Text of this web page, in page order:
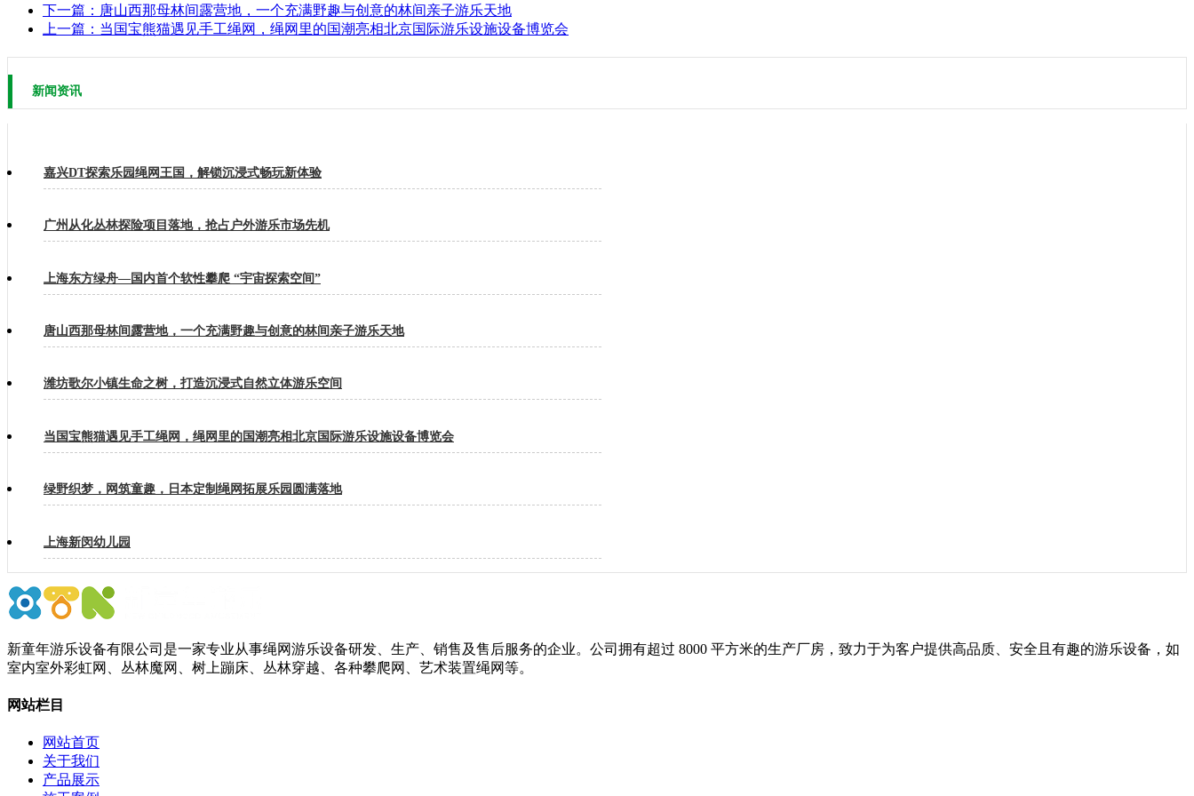
下一篇： 唐山西那母林间露营地，一个充满野趣与创意的林间亲子游乐天地
上一篇： 当国宝熊猫遇见手工绳网，绳网里的国潮亮相北京国际游乐设施设备博览会
新闻资讯
嘉兴DT探索乐园绳网王国，解锁沉浸式畅玩新体验
广州从化丛林探险项目落地，抢占户外游乐市场先机
上海东方绿舟—国内首个软性攀爬 “宇宙探索空间”
唐山西那母林间露营地，一个充满野趣与创意的林间亲子游乐天地
潍坊歌尔小镇生命之树，打造沉浸式自然立体游乐空间
当国宝熊猫遇见手工绳网，绳网里的国潮亮相北京国际游乐设施设备博览会
绿野织梦，网筑童趣，日本定制绳网拓展乐园圆满落地
上海新闵幼儿园
新童年游乐设备有限公司是一家专业从事绳网游乐设备研发、生产、销售及售后服务的企业。公司拥有超过 8000 平方米的生产厂房，致力于为客户提供高品质、安全且有趣的游乐设备，如
室内室外彩虹网、丛林魔网、树上蹦床、丛林穿越、各种攀爬网、艺术装置绳网等。
网站栏目
网站首页
关于我们
产品展示